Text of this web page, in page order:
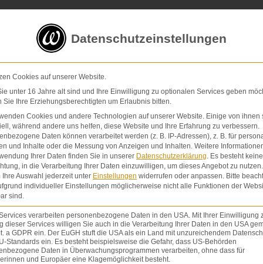
E-Mail
& Schadensersatz
Datenschutzeinstellungen
Cookies auf unserer Website.
unter 16 Jahre alt sind und Ihre Einwilligung zu optionalen Services geben
Sie Ihre Erziehungsberechtigten um Erlaubnis bitten.
Cookies und andere Technologien auf unserer Website. Einige von ihnen
während andere uns helfen, diese Website und Ihre Erfahrung zu verbessern.
Daten können verarbeitet werden (z. B. IP-Adressen), z. B. für
und Inhalte oder die Messung von Anzeigen und Inhalten. Weitere
Ihrer Daten finden Sie in unserer Datenschutzerklärung. Es besteht keine
in die Verarbeitung Ihrer Daten einzuwilligen, um dieses Angebot zu nutzen.
Ihre Auswahl jederzeit unter Einstellungen widerrufen oder anpassen. Bitte
individueller Einstellungen möglicherweise nicht alle Funktionen der
sind.
verarbeiten personenbezogene Daten in den USA. Mit Ihrer Einwilligung
dieser Services willigen Sie auch in die Verarbeitung Ihrer Daten in den USA
a GDPR ein. Der EuGH stuft die USA als ein Land mit unzureichendem
Standards ein. Es besteht beispielsweise die Gefahr, dass US-Behörden
Daten in Überwachungsprogrammen verarbeiten, ohne dass für
und Europäer eine Klagemöglichkeit besteht.